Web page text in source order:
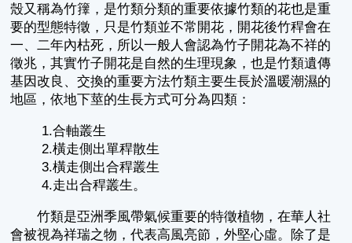
殼又稱為竹籜，是竹類分類的重要依據竹類的花也是重
要的型態特徵，只是竹類並不常開花，開花後竹稈會在
一、二年內枯死，所以一般人會認為竹子開花為不祥的
徵兆，其實竹子開花是自然的生理現象，也是竹類遺傳
基因改良、交換的重要方法竹類主要生長於溫暖潮濕的
地區，依地下莖的生長方式可分為四類：
1.合軸叢生
2.橫走側出單稈散生
3.橫走側出合稈叢生
4.走出合稈叢生。
竹類是亞洲季風帶氣候重要的特徵植物，在華人社
會被視為祥瑞之物，代表高風亮節，外堅心虛。除了是